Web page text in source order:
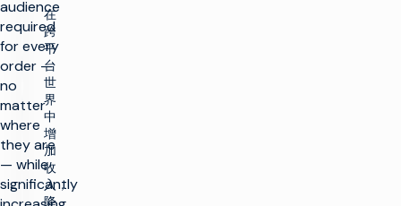
audience
required
for every
order —
no
matter
where
they are
— while
significantly
在
跨
平
台
世
界
中
增
加
收
入，
降